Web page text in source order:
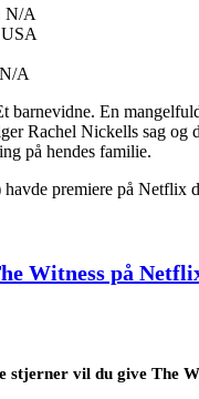
N/A
N/A
barnevidne. En
Rachel Nickells sag og
på hendes familie.
premiere på Netflix
Witness på
stjerner vil du give The